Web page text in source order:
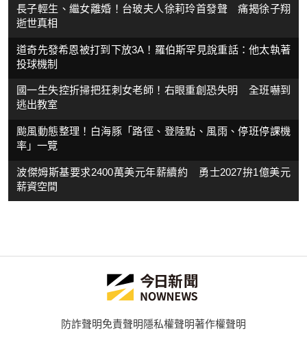
長子輕生、繼女離婚！台玻夫人徐莉玲首發聲 痛揭徐子翔
逝世真相
道奇先發希恩被打到下放3A！羅伯斯罕見說重話：他太執著
投球機制
國一生失控折掃把狂刺女老師！右眼重創恐失明 全班嚇到
逃出教室
颱風動態整理！白海豚「路徑、登陸點、風雨、停班停課機
率」一覽
波傑姆斯基要求2400萬美元年薪續約 勇士2027拚1億美元
薪資空間
防詐聲明免責聲明隱私權聲明著作權聲明